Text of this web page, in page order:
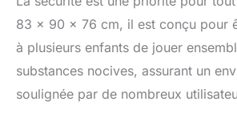
83 x 90 x 76 cm, il est conçu pour
à plusieurs enfants de jouer
substances nocives, assurant un
soulignée par de nombreux